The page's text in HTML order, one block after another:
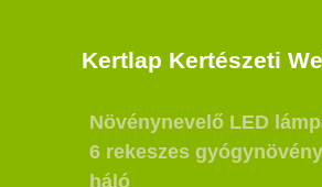
Kertlap Kertészeti
Növénynevelő LED
6 rekeszes
háló